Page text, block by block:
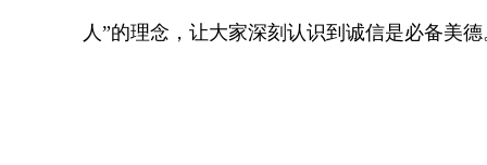
人”的理念，让大家深刻认识到诚信是必备美